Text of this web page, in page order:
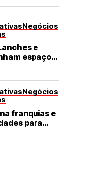
Negócios
e
espaço
refeições
Negócios
franquias e
para
do